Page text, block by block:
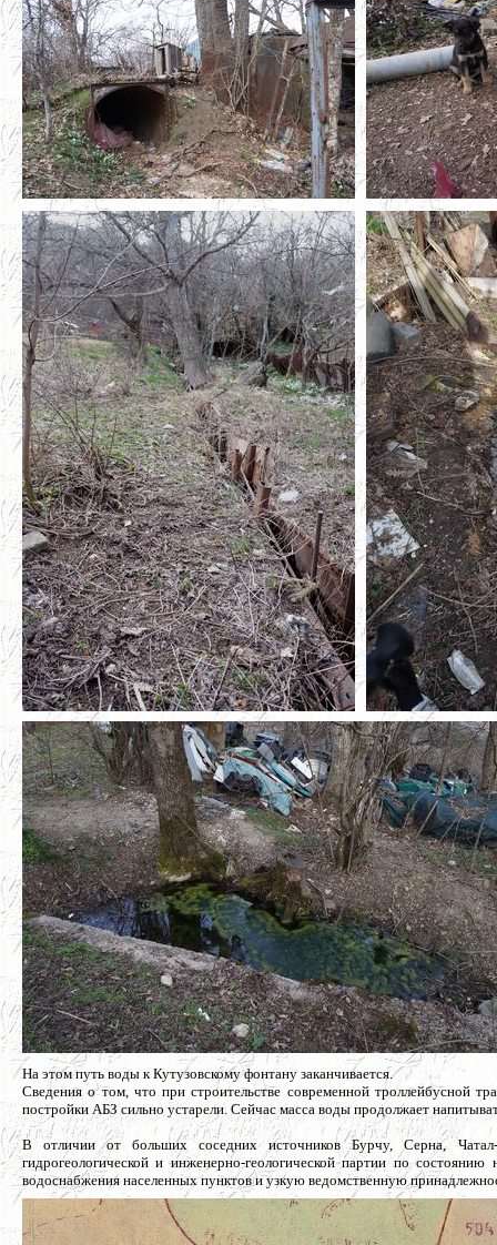
На этом путь воды к Кутузовскому фонтану заканчивается.
Сведения о том, что при строительстве современной троллейбусной
постройки АБЗ сильно устарели. Сейчас масса воды продолжает
В отличии от больших соседних источников Бурчу, Серна,
гидрогеологической и инженерно-геологической партии по
водоснабжения населенных пунктов и узкую ведомственную